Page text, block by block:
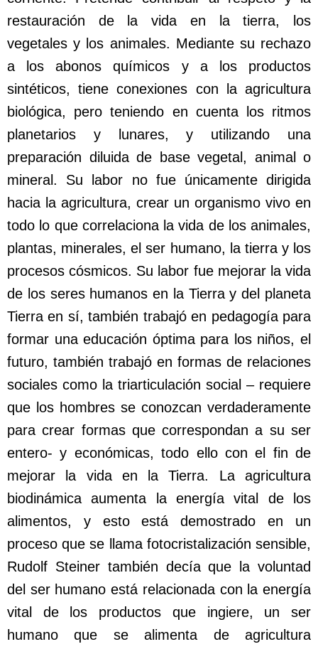
restauración de la vida en la tierra, los
vegetales y los animales. Mediante su rechazo
a los abonos químicos y a los productos
sintéticos, tiene conexiones con la agricultura
biológica, pero teniendo en cuenta los ritmos
planetarios y lunares, y utilizando una
preparación diluida de base vegetal, animal o
mineral. Su labor no fue únicamente dirigida
hacia la agricultura, crear un organismo vivo en
todo lo que correlaciona la vida de los animales,
plantas, minerales, el ser humano, la tierra y los
procesos cósmicos. Su labor fue mejorar la vida
de los seres humanos en la Tierra y del planeta
Tierra en sí, también trabajó en pedagogía para
formar una educación óptima para los niños, el
futuro, también trabajó en formas de relaciones
sociales como la triarticulación social – requiere
que los hombres se conozcan verdaderamente
para crear formas que correspondan a su ser
entero- y económicas, todo ello con el fin de
mejorar la vida en la Tierra. La agricultura
biodinámica aumenta la energía vital de los
alimentos, y esto está demostrado en un
proceso que se llama fotocristalización sensible,
Rudolf Steiner también decía que la voluntad
del ser humano está relacionada con la energía
vital de los productos que ingiere, un ser
humano que se alimenta de agricultura